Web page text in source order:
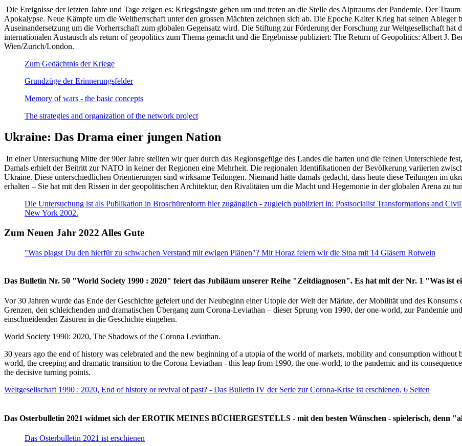
Die Ereignisse der letzten Jahre und Tage zeigen es: Kriegsängste gehen um und treten an die Stelle des Alptraums der Pandemie. Der
Apokalypse. Neue Kämpfe um die Weltherrschaft unter den grossen Mächten zeichnen sich ab. Die Epoche Kalter Krieg hat seinen
Auseinandersetzung um die Vorherrschaft zum globalen Gegensatz wird. Die Stiftung zur Förderung der Forschung zur Weltgesellschaft hat
internationalen Austausch als return of geopolitics zum Thema gemacht und die Ergebnisse publiziert: The Return of Geopolitics: Albert J.
Wien/Zurich/London.
Zum Gedächtnis der Kriege
Grundzüge der Erinnerungsfelder
Memory of wars - the basic concepts
The strategies and organization of the network project
Ukraine: Das Drama einer jungen Nation
In einer Untersuchung Mitte der 90er Jahre stellten wir quer durch das Regionsgefüge des Landes die harten und die feinen Unterschiede
Damals erhielt der Beitritt zur NATO in keiner der Regionen eine Mehrheit. Die regionalen Identifikationen der Bevölkerung variierten
Ukraine. Diese unterschiedlichen Orientierungen sind wirksame Teilungen. Niemand hätte damals gedacht, dass heute diese Teilungen im
erhalten – Sie hat mit den Rissen in der geopolitischen Architektur, den Rivalitäten um die Macht und Hegemonie in der globalen Arena zu
Die Untersuchung ist als Publikation in Broschürenform hier zugänglich - zugleich publiziert in: Postsocialist Transformations and
New York 2002.
Zum Neuen Jahr 2022 Alles Gute
"Was plagst Du den hierfür zu schwachen Verstand mit ewigen Plänen"? Mit Horaz feiern wir die Stoa mit 14 Gläsern Rotwein
Das Bulletin Nr. 50 "World Society 1990 : 2020" feiert das Jubiläum unserer Reihe "Zeitdiagnosen". Es hat mit der Nr. 1 "Was ist
Vor 30 Jahren wurde das Ende der Geschichte gefeiert und der Neubeginn einer Utopie der Welt der Märkte, der Mobilität und des
Grenzen, den schleichenden und dramatischen Übergang zum Corona-Leviathan – dieser Sprung von 1990, der one-world, zur Pandemie
einschneidenden Zäsuren in die Geschichte eingehen.
World Society 1990: 2020, The Shadows of the Corona Leviathan.
30 years ago the end of history was celebrated and the new beginning of a utopia of the world of markets, mobility and consumption without
world, the creeping and dramatic transition to the Corona Leviathan - this leap from 1990, the one-world, to the pandemic and its
the decisive turning points.
Weltgesellschaft 1990 : 2020, End of history or revival of past? - Das Bulletin IV der Serie zur Corona-Krise ist erschienen, 6 Seiten
Das Osterbulletin 2021 widmet sich der EROTIK MEINES BÜCHERGESTELLS - mit den besten Wünschen - spielerisch, denn
Das Osterbulletin 2021 ist erschienen